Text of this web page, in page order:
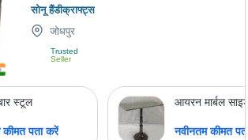
सोनू हैंडीक्राफ्ट्स
जोधपुर
Trusted
Seller
स्टूल
कीमत पता करें
आयरन मार्बल
नवीनतम कीमत